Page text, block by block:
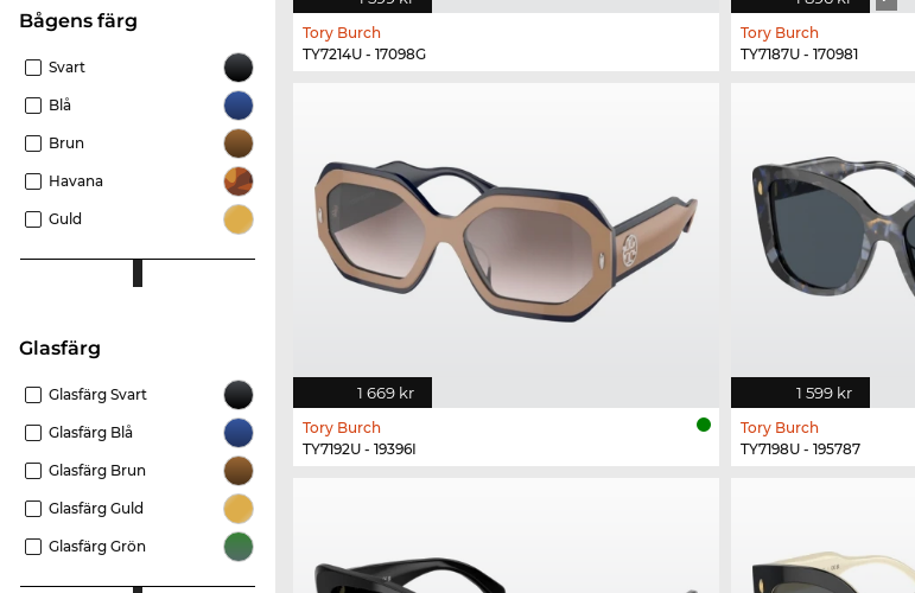
Bågens färg
Svart
Blå
Brun
Havana
Guld
Glasfärg
Glasfärg Svart
Glasfärg Blå
Glasfärg Brun
Glasfärg Guld
Glasfärg Grön
Tory Burch
TY7214U - 17098G
Tory Burch
TY7187U - 170981
1 669 kr
Tory Burch
TY7192U - 19396I
1 599 kr
Tory Burch
TY7198U - 195787